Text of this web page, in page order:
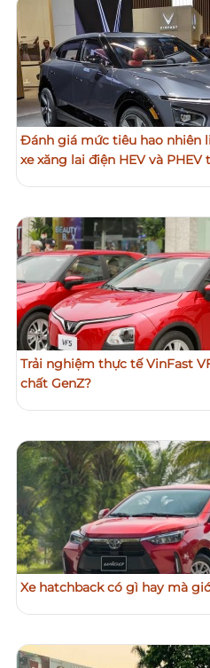
Đánh giá mức tiêu hao nhiên
xe xăng lai điện HEV và PHEV
Trải nghiệm thực tế VinFast
chất GenZ?
Xe hatchback có gì hay mà